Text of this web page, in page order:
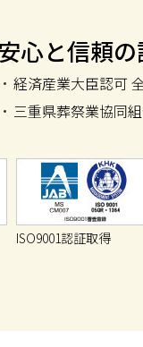
心と信頼の
経済産業大臣認可
三重県葬祭業協同
国家公務員共済組合連
ISO9001認証取得